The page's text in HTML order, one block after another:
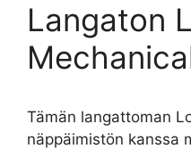
Langaton
Tämän langattoman
näppäimistön kanssa